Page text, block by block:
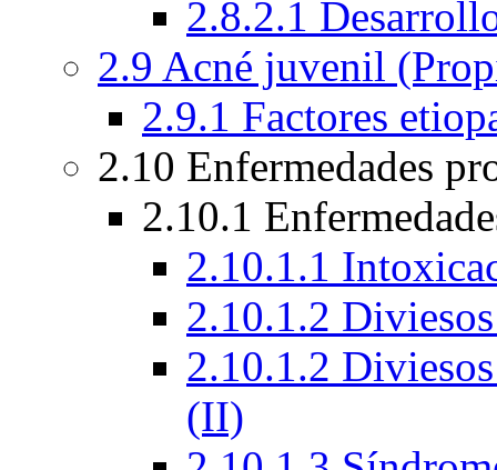
2.8.2.1
2.9 Acné juvenil
2.9.1 Factores
2.10 Enfermedades
2.10.1
2.10.1.1
2.10.1.2
2.10.1.2
(II)